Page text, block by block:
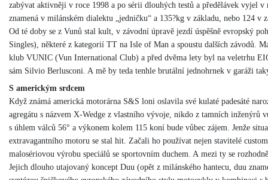
zabývat aktivněji v roce 1998 a po sérii dlouhých testů a předělávek vyjel
znamená v milánském dialektu „jedničku“ a 135?kg v základu, nebo 124 v
Od té doby se z Vunů stal kult, v závodní úpravě jezdí úspěšně evropský
Singles), některé z kategorií TT na Isle of Man a spoustu dalších závodů.
klub VUNIC (Vun International Club) a před dvěma lety byl na veletrhu
sám Silvio Berlusconi. A mě by teda tenhle brutální jednohrnek v garáži
S americkým srdcem
Když známá americká motorárna S&S loni oslavila své kulaté padesáté
agregátu s názvem X-Wedge z vlastního vývoje, nikdo z tamních inženýrů
s úhlem válců 56° a výkonem kolem 115 koní bude vůbec zájem. Jenže
extravagantního motoru se stal hit. Začali ho používat nejen stavitelé
malosériovou výrobu speciálů se sportovním duchem. A mezi ty se
Jejich dlouho utajovaný koncept Duu (opět z milánského hantecu, duu